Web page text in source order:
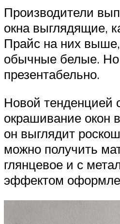
Производители
окна выглядящие,
Прайс на них
обычные белые. Но
презентабельно.
Новой тенденцией
окрашивание окон
он выглядит
можно получить
глянцевое и с
эффектом